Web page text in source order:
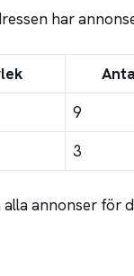
har
9
3
alla annonser för